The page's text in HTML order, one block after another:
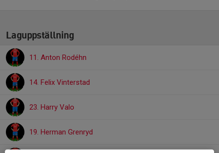
Laguppställning
11. Anton Rodéhn
14. Felix Vinterstad
23. Harry Valo
19. Herman Grenryd